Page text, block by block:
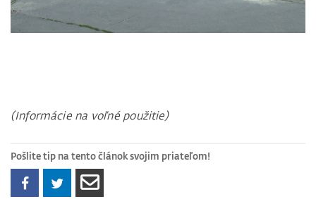
(Informácie na voľné použitie)
Pošlite tip na tento článok svojim priateľom!